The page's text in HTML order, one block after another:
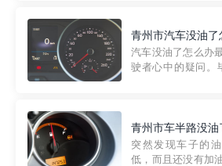
的送油师傅，解决
先，让我们来了解
青州市汽车没油
汽车没油了怎么办
驶者心中的疑问。
越者小程序是一款
的在线服务平台。
青州市车半路没
突然发现车子的
低，而且还没有加